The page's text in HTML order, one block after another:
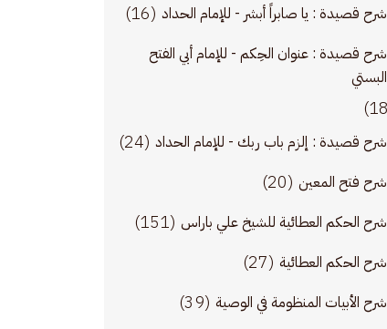
شرح قصيدة : يا صابراً أبشر - للإمام الحداد (16)
شرح قصيدة : عنوان الحِكم - للإمام أبي الفتح
البستي
شرح قصيدة : إلزم باب ربك - للإمام الحداد (24)
شرح فتح المعين (20)
شرح الحكم العطائية للشيخ علي باراس (151)
شرح الحكم العطائية (27)
شرح الأبيات المنظومة في الوصية (39)